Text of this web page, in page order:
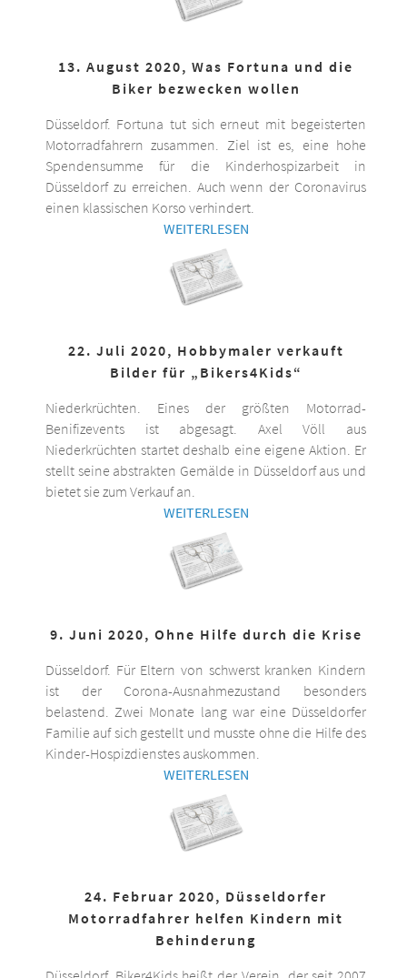
13. August 2020, Was Fortuna und die
Biker bezwecken wollen
Düsseldorf. Fortuna tut sich erneut mit begeisterten
Motorradfahrern zusammen. Ziel ist es, eine hohe
Spendensumme für die Kinderhospizarbeit in
Düsseldorf zu erreichen. Auch wenn der Coronavirus
einen klassischen Korso verhindert.
WEITERLESEN
22. Juli 2020, Hobbymaler verkauft
Bilder für „Bikers4Kids“
Niederkrüchten. Eines der größten Motorrad-
Benifizevents ist abgesagt. Axel Völl aus
Niederkrüchten startet deshalb eine eigene Aktion. Er
stellt seine abstrakten Gemälde in Düsseldorf aus und
bietet sie zum Verkauf an.
WEITERLESEN
9. Juni 2020, Ohne Hilfe durch die Krise
Düsseldorf. Für Eltern von schwerst kranken Kindern
ist der Corona-Ausnahmezustand besonders
belastend. Zwei Monate lang war eine Düsseldorfer
Familie auf sich gestellt und musste ohne die Hilfe des
Kinder-Hospizdienstes auskommen.
WEITERLESEN
24. Februar 2020, Düsseldorfer
Motorradfahrer helfen Kindern mit
Behinderung